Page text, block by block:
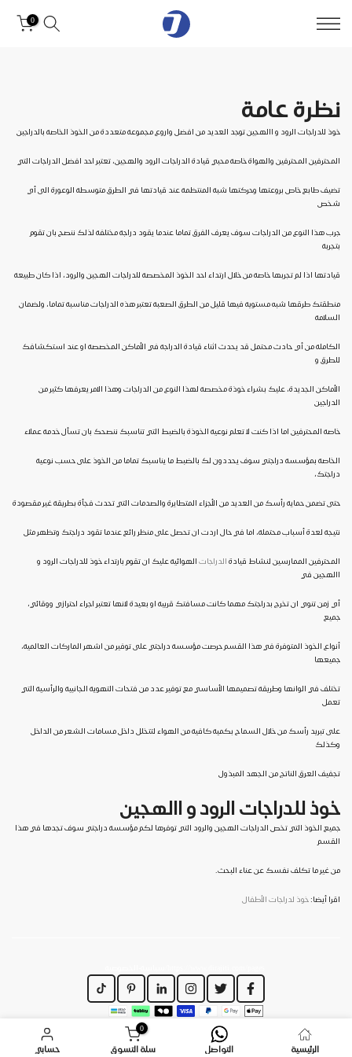
0
نظرة عامة
خوذ للدراجات الرود و االهجين توجد العديد من افضل واروع مجموعة متعددة من الخوذ الخاصة بالدراجين
المحترفين المحترفين والهواة خاصة محبي قيادة الدراجات الرود والهجين، تعتبر احد افضل الدراجات التي
تضيف طابع خاص بروعتها وحركتها شبة المنتظمة عند قيادتها في الطرق متوسطة الوعورة الى أي
شخص
جرب هذا النوع من الدراجات سوف يعرف الفرق تماما عندما يقود دراجة مختلفة لذلك ننصح بان تقوم
بتجربة
قيادتها اذا لم تجربها خاصة من خلال ارتداء احد الخوذ المخصصة للدراجات الهجين والرود، اذا كان طبيعة
منطقتك طرقها شبه مستوية فيها قليل من الطرق الصعبة تعتبر هذه الدراجات مناسبة تماما، ولضمان
السلامة
الكاملة من أي حادث محتمل قد يحدث اثناء قيادة الدراجة في الأماكن المخصصة او عند استكشافك
للطرق و
الأماكن الجديدة، عليك بشراء خوذة مخصصة لهذا النوع من الدراجات وهذا الامر يعرفها كثير من
الدراجين
خاصة المحترفين اما اذا كنت لا تعلم نوعية الخوذة بالضبط التي تناسبك ننصحك بان تسأل خدمة عملاء
الخاصة بمؤسسة دراجتي سوف يحددون لك بالضبط ما يناسبك تماما من الخوذ على حسب نوعية
دراجتك،
حتى تضمن حماية رأسك من العديد من الأجزاء المتطايرة والصدمات التي تحدث فجأة بطريقة غير مقصودة
نتيجة لعدة أسباب محتملة، اما في حال اردت ان تحصل على منظر رائع عندما تقود دراجتك وتظهر مثل
المحترفين الممارسين لنشاط قيادة الدراجات الهوائية عليك ان تقوم بارتداء خوذ للدراجات الرود و
االهجين في
أي زمن تنوي ان تخرج بدراجتك مهما كانت مسافتك قريبة او بعيدة لانها تعتبر اجراء احترازي ووقائي،
جميع
أنواع الخوذ المتوفرة في هذا القسم حرصت مؤسسة دراجتي على توفير من اشهر الماركات العالمية،
جميعها
تختلف في الوانها وطريقة تصميمها الأساسي مع توفير عدد من فتحات التهوية الجانبية والرأسية التي
تعمل
على تبريد رأسك من خلال السماح بكمية كافية من الهواء لتتخلل داخل مسامات الشعر من الداخل
وكذلك
تجفيف العرق الناتج من الجهد المبذول
خوذ للدراجات الرود و االهجين
جميع الخوذ التي تخص الدراجات الهجين والرود التي توفرها لكم مؤسسة دراجتي سوف تجدها في هذا
القسم
من غير ما تكلف نفسك عن عناء البحث.
اقرا أيضا: خوذ لدراجات الأطفال
الرئيسية التواصل
0
سلة التسوق حسابي